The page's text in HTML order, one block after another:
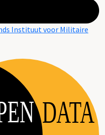
Instituut voor Militaire
DATA